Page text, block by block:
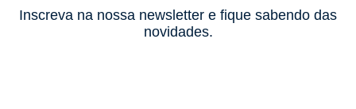
Inscreva na nossa newsletter e fique sabendo das
novidades.